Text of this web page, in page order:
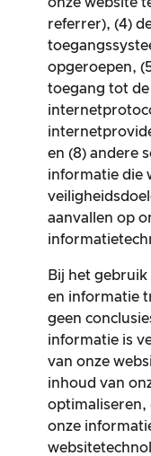
referrer), (4)
opgeroepen,
toegang tot de
en (8) andere
informatie die
aanvallen op
Bij het gebruik
en informatie
geen
informatie is
van onze
inhoud van
optimaliseren,
onze